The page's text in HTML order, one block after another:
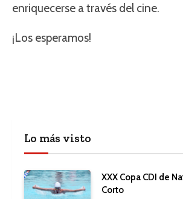
enriquecerse a través del cine.
¡Los esperamos!
Lo más visto
XXX Copa CDI de
Corto